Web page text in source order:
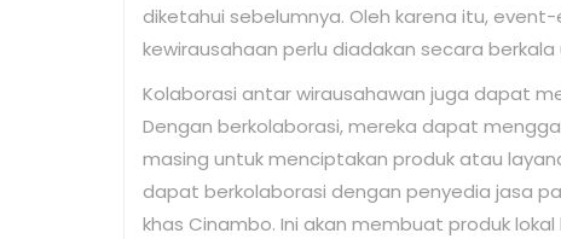
diketahui sebelumnya. Oleh karena itu,
kewirausahaan perlu diadakan secara
Kolaborasi antar wirausahawan juga dapat
Dengan berkolaborasi, mereka dapat
masing untuk menciptakan produk atau
dapat berkolaborasi dengan penyedia jasa
khas Cinambo. Ini akan membuat produk